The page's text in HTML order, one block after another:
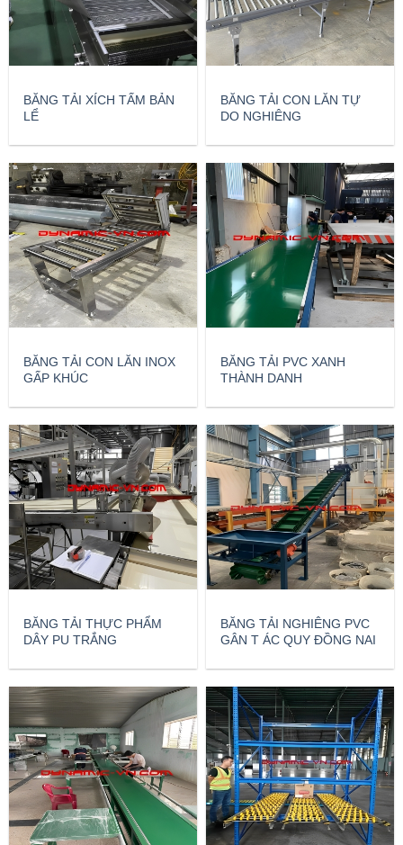
BĂNG TẢI XÍCH TẤM BẢN
LỂ
BĂNG TẢI CON LĂN TỰ
DO NGHIÊNG
BĂNG TẢI CON LĂN INOX
GẤP KHÚC
BĂNG TẢI PVC XANH
THÀNH DANH
BĂNG TẢI THỰC PHẨM
DÂY PU TRẮNG
BĂNG TẢI NGHIÊNG PVC
GÂN T ÁC QUY ĐỒNG NAI